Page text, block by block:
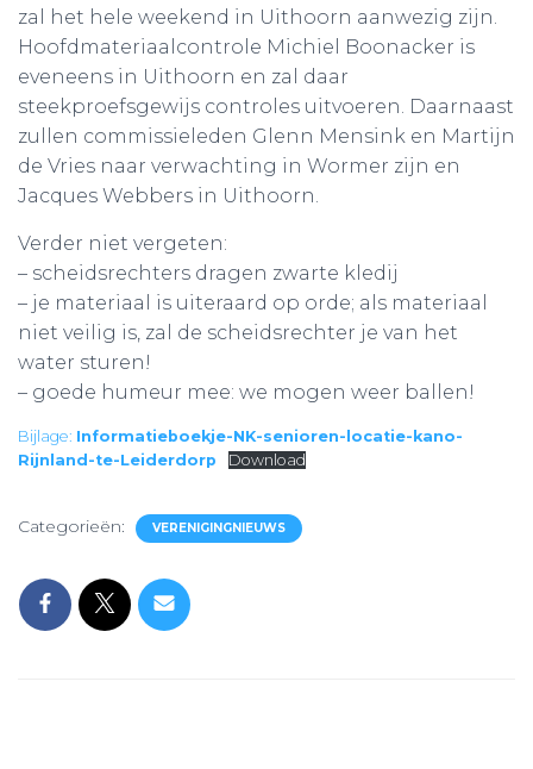
zal het hele weekend in Uithoorn aanwezig zijn.
Hoofdmateriaalcontrole Michiel Boonacker is
eveneens in Uithoorn en zal daar
steekproefsgewijs controles uitvoeren. Daarnaast
zullen commissieleden Glenn Mensink en Martijn
de Vries naar verwachting in Wormer zijn en
Jacques Webbers in Uithoorn.
Verder niet vergeten:
– scheidsrechters dragen zwarte kledij
– je materiaal is uiteraard op orde; als materiaal
niet veilig is, zal de scheidsrechter je van het
water sturen!
– goede humeur mee: we mogen weer ballen!
Bijlage: Informatieboekje-NK-senioren-locatie-kano-
Rijnland-te-Leiderdorp
Download
Categorieën: VERENIGINGNIEUWS